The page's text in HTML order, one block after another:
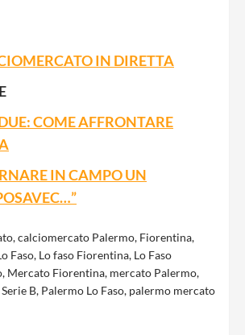
IN DIRETTA
COME AFFRONTARE
IN CAMPO UN
,calciomercato Palermo, Fiorentina,
Faso, Lo faso Fiorentina, Lo Faso
, Mercato Fiorentina, mercato Palermo,
B, Palermo Lo Faso, palermo mercato